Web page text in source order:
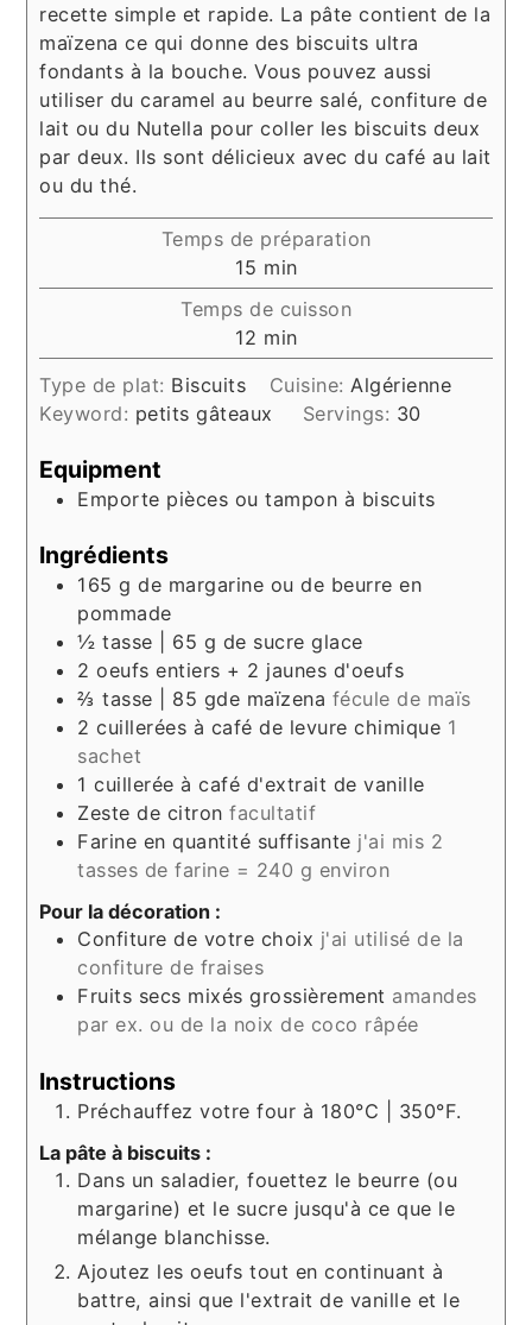
recette simple et rapide. La pâte contient de la
maïzena ce qui donne des biscuits ultra
fondants à la bouche. Vous pouvez aussi
utiliser du caramel au beurre salé, confiture de
lait ou du Nutella pour coller les biscuits deux
par deux. Ils sont délicieux avec du café au lait
ou du thé.
Temps de préparation
15 minutes
min
Temps de cuisson
12 minutes
min
Type de plat: Biscuits Cuisine: Algérienne
Keyword: petits gâteaux Servings: 30
Equipment
Emporte pièces ou tampon à biscuits
Ingrédients
165 g de margarine ou de beurre en
pommade
½ tasse | 65 g de sucre glace
2 oeufs entiers + 2 jaunes d'oeufs
⅔ tasse | 85 gde maïzena fécule de maïs
2 cuillerées à café de levure chimique 1
sachet
1 cuillerée à café d'extrait de vanille
Zeste de citron facultatif
Farine en quantité suffisante j'ai mis 2
tasses de farine = 240 g environ
Pour la décoration :
Confiture de votre choix j'ai utilisé de la
confiture de fraises
Fruits secs mixés grossièrement amandes
par ex. ou de la noix de coco râpée
Instructions
Préchauffez votre four à 180°C | 350°F.
La pâte à biscuits :
Dans un saladier, fouettez le beurre (ou
margarine) et le sucre jusqu'à ce que le
mélange blanchisse.
Ajoutez les oeufs tout en continuant à
battre, ainsi que l'extrait de vanille et le